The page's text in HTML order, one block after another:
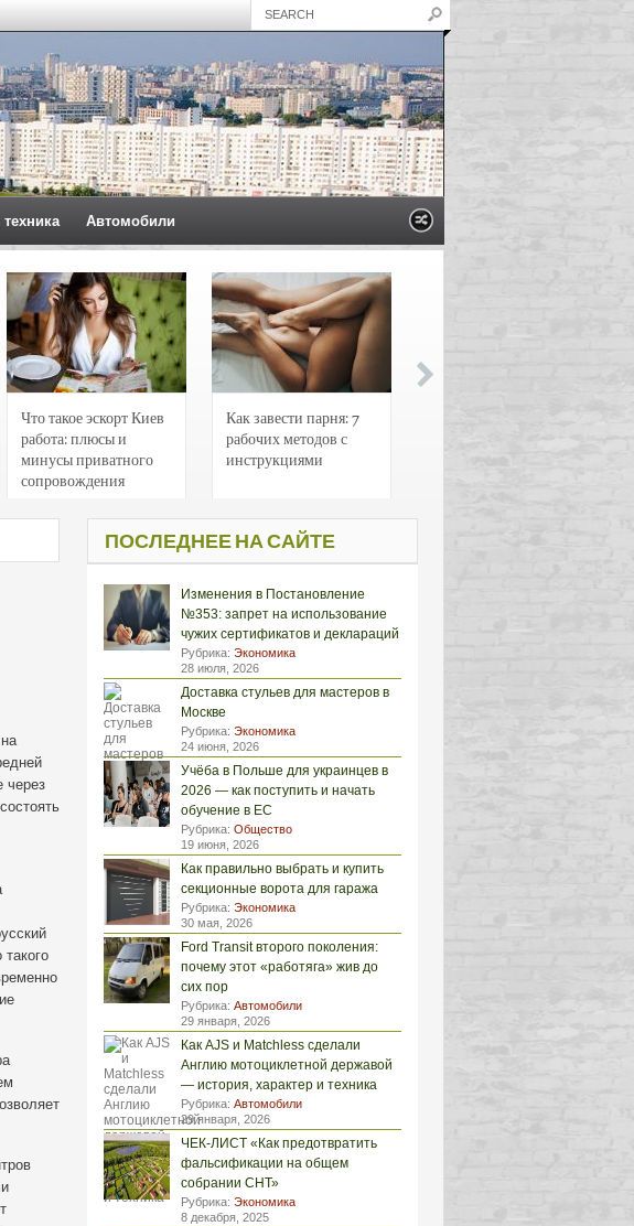
техника Автомобили
Что такое эскорт Киев
работа: плюсы и
минусы приватного
сопровождения
Как завести парня: 7
рабочих методов с
инструкциями
через
ПОСЛЕДНЕЕ НА САЙТЕ
Изменения в Постановление
№353: запрет на использование
чужих сертификатов и деклараций
Рубрика: Экономика
28 июля, 2026
Доставка стульев для мастеров в
Москве
Рубрика: Экономика
24 июня, 2026
Учёба в Польше для украинцев в
2026 — как поступить и начать
обучение в ЕС
Рубрика: Общество
19 июня, 2026
Как правильно выбрать и купить
секционные ворота для гаража
Рубрика: Экономика
30 мая, 2026
Ford Transit второго поколения:
почему этот «работяга» жив до
сих пор
Рубрика: Автомобили
29 января, 2026
Как AJS и Matchless сделали
Англию мотоциклетной державой
— история, характер и техника
Рубрика: Автомобили
29 января, 2026
ЧЕК-ЛИСТ «Как предотвратить
фальсификации на общем
собрании СНТ»
Рубрика: Экономика
8 декабря, 2025